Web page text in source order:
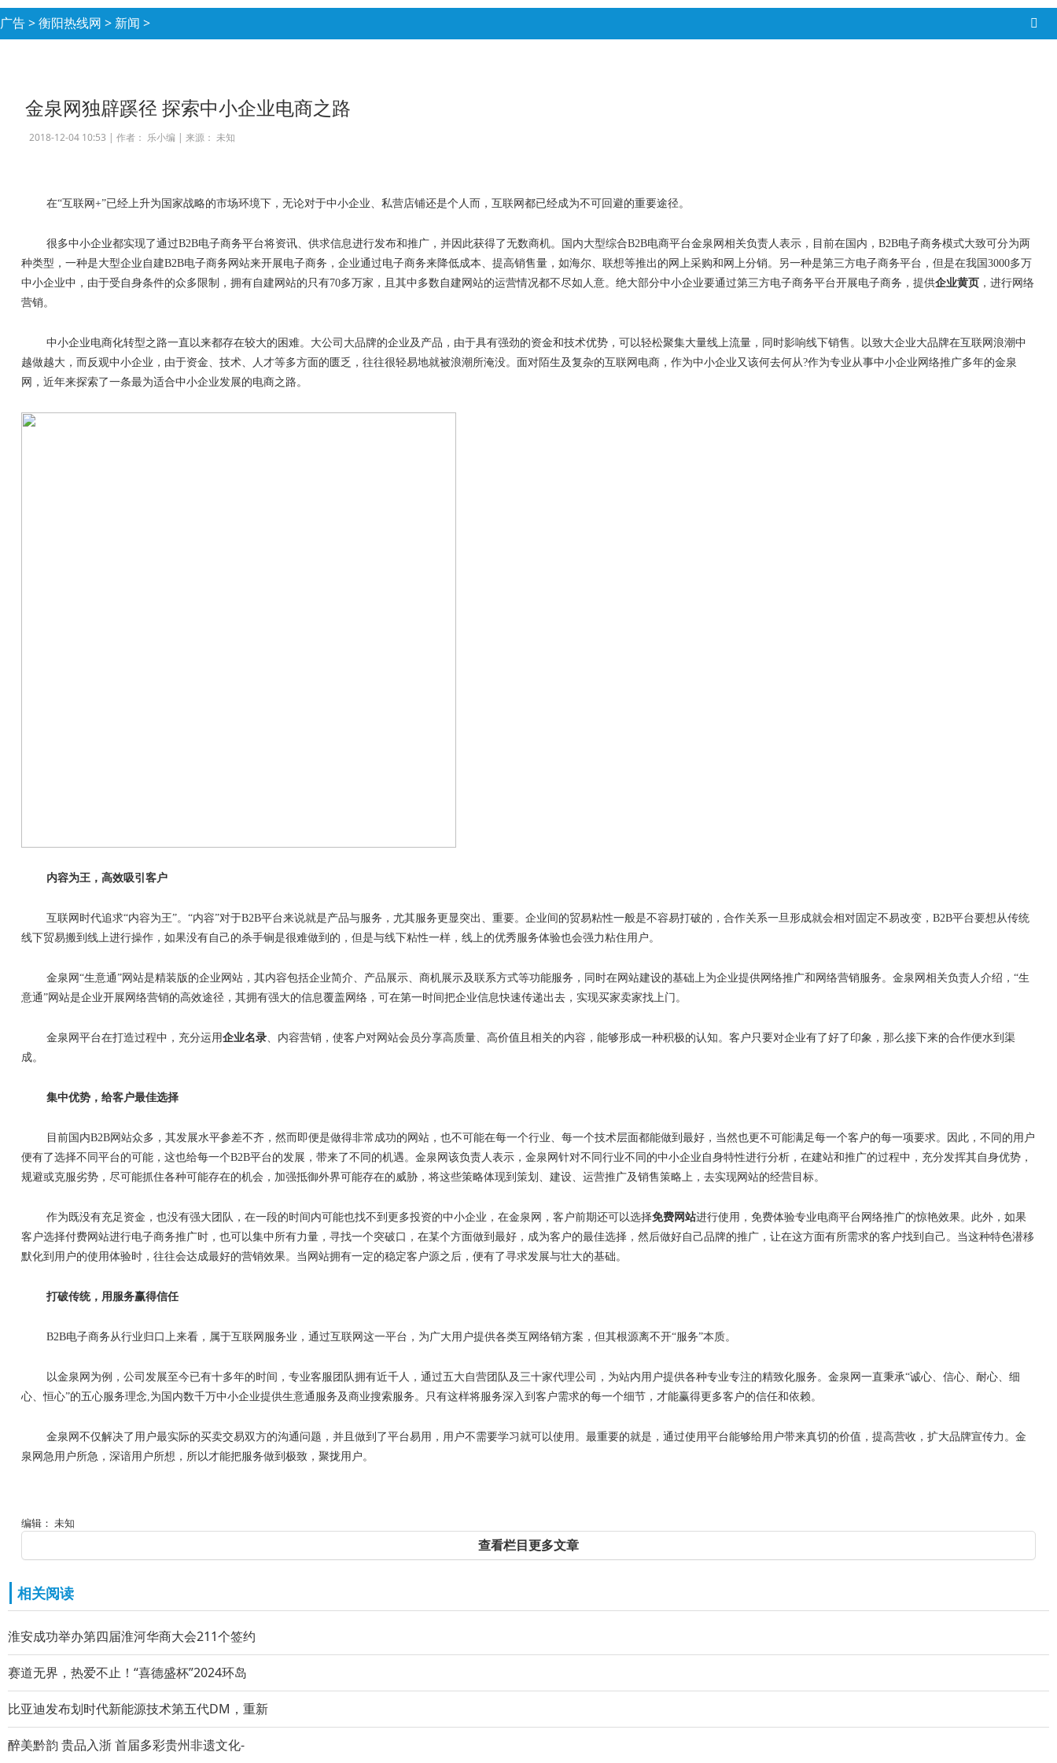
广告>衡阳热线网 > 新闻 >
金泉网独辟蹊径 探索中小企业电商之路
2018-12-04 10:53 | 作者： 乐小编 | 来源： 未知
在“互联网 +”已经上升为国家战略的市场环境下，无论对于中小企业、私营店铺还是个人而，互联网都已经成为不可回避的重要途径。
很多中小企业都实现了通过B2B电子商务平台将资讯、供求信息进行发布和推广，并因此获得了无数商机。国内大型综合B2B电商平台金泉网相关负责人表示，目前在国内， B2B电子商务模式大致可分为两
种类型，一种是大型企业自建B2B电子商务网站来开展电子商务，企业通过电子商务来降低成本、提高销售量，如海尔、联想等推出的网上采购和网上分销。另一种是第三方电子商务平台，但是在我国 3000多万
中小企业中，由于受自身条件的众多限制，拥有自建网站的只有70多万家，且其中多数自建网站的运营情况都不尽如人意。绝大部分中小企业要通过第三方电子商务平台开展电子商务，提供企业黄页，进行网络
营销。
中小企业电商化转型之路一直以来都存在较大的困难。大公司大品牌的企业及产品，由于具有强劲的资金和技术优势，可以轻松聚集大量线上流量，同时影响线下销售。以致大企业大品牌在互联网浪潮中
越做越大，而反观中小企业，由于资金、技术、人才等多方面的匮乏，往往很轻易地就被浪潮所淹没。面对陌生及复杂的互联网电商，作为中小企业又该何去何从?作为专业从事中小企业网络推广多年的金泉
网，近年来探索了一条最为适合中小企业发展的电商之路。
内容为王，高效吸引客户
互联网时代追求“内容为王”。 “内容”对于B2B平台来说就是产品与服务，尤其服务更显突出、重要。企业间的贸易粘性一般是不容易打破的，合作关系一旦形成就会相对固定不易改变， B2B平台要想从传统
线下贸易搬到线上进行操作，如果没有自己的杀手锏是很难做到的，但是与线下粘性一样，线上的优秀服务体验也会强力粘住用户。
金泉网 “生意通”网站是精装版的企业网站，其内容包括企业简介、产品展示、商机展示及联系方式等功能服务，同时在网站建设的基础上为企业提供网络推广和网络营销服务。金泉网相关负责人介绍， “生
意通”网站是企业开展网络营销的高效途径，其拥有强大的信息覆盖网络，可在第一时间把企业信息快速传递出去，实现买家卖家找上门。
金泉网平台在打造过程中，充分运用企业名录、内容营销，使客户对网站会员分享高质量、高价值且相关的内容，能够形成一种积极的认知。客户只要对企业有了好了印象，那么接下来的合作便水到渠
成。
集中优势，给客户最佳选择
目前国内B2B网站众多，其发展水平参差不齐，然而即便是做得非常成功的网站，也不可能在每一个行业、每一个技术层面都能做到最好，当然也更不可能满足每一个客户的每一项要求。因此，不同的用户
便有了选择不同平台的可能，这也给每一个B2B平台的发展，带来了不同的机遇。金泉网该负责人表示，金泉网针对不同行业不同的中小企业自身特性进行分析，在建站和推广的过程中，充分发挥其自身优势，
规避或克服劣势，尽可能抓住各种可能存在的机会，加强抵御外界可能存在的威胁，将这些策略体现到策划、建设、运营推广及销售策略上，去实现网站的经营目标。
作为既没有充足资金，也没有强大团队，在一段的时间内可能也找不到更多投资的中小企业，在金泉网，客户前期还可以选择免费网站进行使用，免费体验专业电商平台网络推广的惊艳效果。此外，如果
客户选择付费网站进行电子商务推广时，也可以集中所有力量，寻找一个突破口，在某个方面做到最好，成为客户的最佳选择，然后做好自己品牌的推广，让在这方面有所需求的客户找到自己。当这种特色潜移
默化到用户的使用体验时，往往会达成最好的营销效果。当网站拥有一定的稳定客户源之后，便有了寻求发展与壮大的基础。
打破传统，用服务赢得信任
B2B电子商务从行业归口上来看，属于互联网服务业，通过互联网这一平台，为广大用户提供各类互网络销方案，但其根源离不开“服务”本质。
以金泉网为例，公司发展至今已有十多年的时间，专业客服团队拥有近千人，通过五大自营团队及三十家代理公司，为站内用户提供各种专业专注的精致化服务。金泉网一直秉承“诚心、信心、耐心、细
心、恒心”的五心服务理念,为国内数千万中小企业提供生意通服务及商业搜索服务。只有这样将服务深入到客户需求的每一个细节，才能赢得更多客户的信任和依赖。
金泉网不仅解决了用户最实际的买卖交易双方的沟通问题，并且做到了平台易用，用户不需要学习就可以使用。最重要的就是，通过使用平台能够给用户带来真切的价值，提高营收，扩大品牌宣传力。金
泉网急用户所急，深谙用户所想，所以才能把服务做到极致，聚拢用户。
编辑： 未知
查看栏目更多文章
相关阅读
淮安成功举办第四届淮河华商大会211个签约
赛道无界，热爱不止！“喜德盛杯”2024环岛
比亚迪发布划时代新能源技术第五代DM，重新
醉美黔韵 贵品入浙 首届多彩贵州非遗文化-